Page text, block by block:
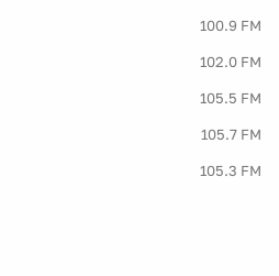
100.9 FM
102.0 FM
105.5 FM
105.7 FM
105.3 FM